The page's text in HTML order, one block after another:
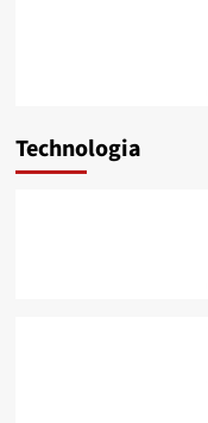
Technologia